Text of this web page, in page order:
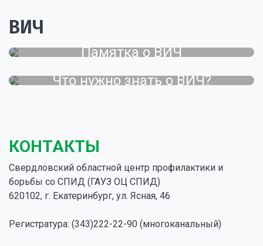
ВИЧ
Памятка о ВИЧ
Что нужно знать о ВИЧ?
КОНТАКТЫ
Свердловский областной центр профилактики и
борьбы со СПИД (ГАУЗ ОЦ СПИД)
620102, г. Екатеринбург, ул. Ясная, 46
Регистратура: (343)222-22-90 (многоканальный)